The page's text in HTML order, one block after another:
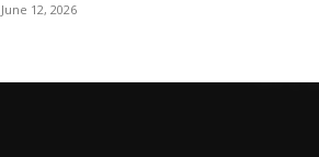
June 12, 2026